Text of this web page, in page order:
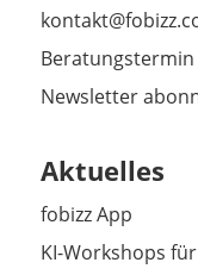
Newsletter
Aktuelles
fobizz App
KI-Workshops